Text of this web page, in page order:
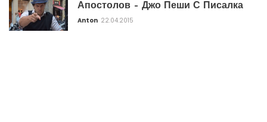
Апостолов – Джо Пеши С Писалка
Anton 22.04.2015